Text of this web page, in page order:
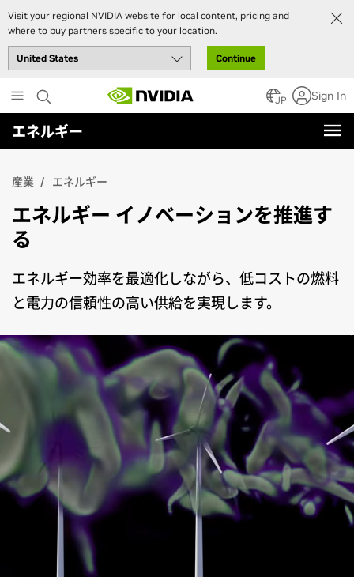
Visit your regional NVIDIA website for local content, pricing and
where to buy partners specific to your location.
Continue
to
main
content
JP Sign In
エネルギー
産業 エネルギー
エネルギー イノベーションを推進す
る
エネルギー効率を最適化しながら、低コストの燃料
と電力の信頼性の高い供給を実現します。